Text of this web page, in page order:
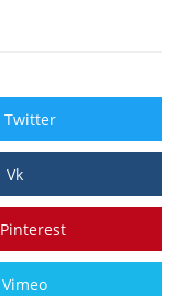
Twitter
Vk
Pinterest
Vimeo